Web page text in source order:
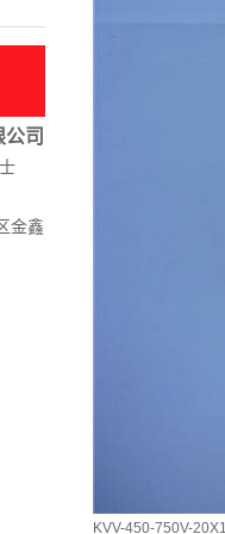
司
金鑫
KVV-450-750V-